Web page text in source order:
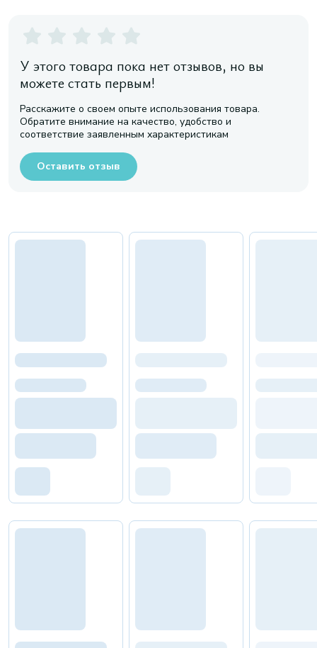
У этого товара пока нет отзывов, но вы
можете стать первым!
Расскажите о своем опыте использования товара.
Обратите внимание на качество, удобство и
соответствие заявленным характеристикам
Оставить отзыв